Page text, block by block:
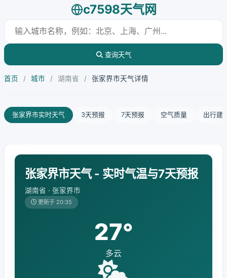
c7598天气网
查询天气
首页 / 城市 / 湖南省 / 张家界市天气详情
张家界市实时天气 3天预报 7天预报 空气质量 出行建
张家界市天气 - 实时气温与7天预报
湖南省 · 张家界市
更新于 20:35
27°
多云